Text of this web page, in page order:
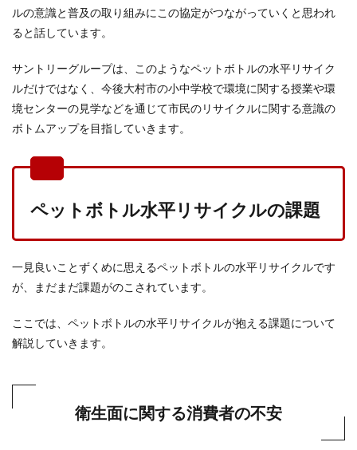
ルの意識と普及の取り組みにこの協定がつながっていくと思われ
ると話しています。
サントリーグループは、このようなペットボトルの水平リサイク
ルだけではなく、今後大村市の小中学校で環境に関する授業や環
境センターの見学などを通じて市民のリサイクルに関する意識の
ボトムアップを目指していきます。
ペットボトル水平リサイクルの課題
一見良いことずくめに思えるペットボトルの水平リサイクルです
が、まだまだ課題がのこされています。
ここでは、ペットボトルの水平リサイクルが抱える課題について
解説していきます。
衛生面に関する消費者の不安